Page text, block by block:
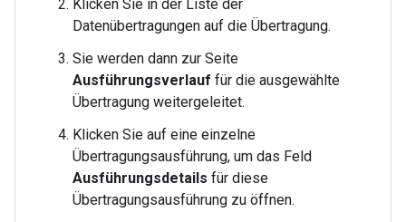
Klicken Sie in der Liste der
Datenübertragungen auf die Übertragung.
Sie werden dann zur Seite
Ausführungsverlauf für die ausgewählte
Übertragung weitergeleitet.
Klicken Sie auf eine einzelne
Übertragungsausführung, um das Feld
Ausführungsdetails für diese
Übertragungsausführung zu öffnen.